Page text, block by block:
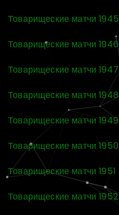
Товарищеские матчи 1945
Товарищеские матчи 1946
Товарищеские матчи 1947
Товарищеские матчи 1948
Товарищеские матчи 1949
Товарищеские матчи 1950
Товарищеские матчи 1951
Товарищеские матчи 1952